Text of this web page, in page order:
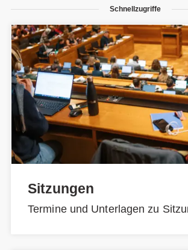
Schnellzugriffe
Sitzungen
Termine und Unterlagen zu